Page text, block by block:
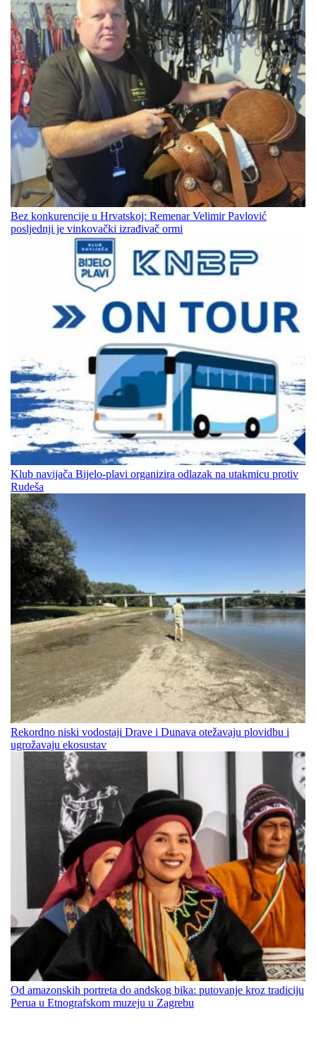
Bez konkurencije u Hrvatskoj: Remenar Velimir Pavlović
posljednji je vinkovački izrađivač ormi
Klub navijača Bijelo-plavi organizira odlazak na utakmicu protiv
Rudeša
Rekordno niski vodostaji Drave i Dunava otežavaju plovidbu i
ugrožavaju ekosustav
Od amazonskih portreta do andskog bika: putovanje kroz tradiciju
Perua u Etnografskom muzeju u Zagrebu